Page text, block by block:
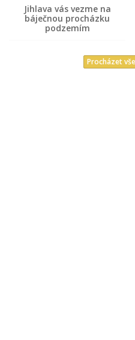
Jihlava vás vezme na
báječnou procházku
podzemím
Procházet